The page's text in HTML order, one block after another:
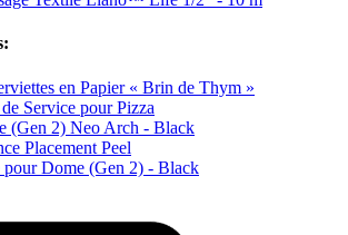
en Papier « Brin de Thym »
Service pour Pizza
(Gen 2) Neo Arch - Black
Placement Peel
pour Dome (Gen 2) - Black